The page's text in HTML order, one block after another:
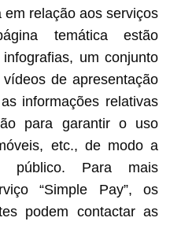
relação aos serviços
temática estão
um conjunto
de apresentação
informações relativas
para garantir o uso
etc., de modo a
público. Para mais
“Simple Pay”, os
podem contactar as